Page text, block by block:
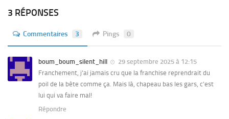
3 RÉPONSES
Commentaires 3 Pings 0
boum_boum_silent_hill
29 septembre 2025 à 12:15
Franchement, j’ai jamais cru que la franchise reprendrait du
poil de la bête comme ça. Mais là, chapeau bas les gars, c’est
lui qui va faire mal!
Répondre